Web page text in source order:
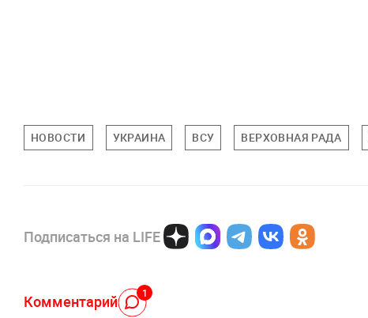
НОВОСТИ УКРАИНА ВСУ ВЕРХОВНАЯ РАДА
Подписаться на LIFE
Комментарий 1